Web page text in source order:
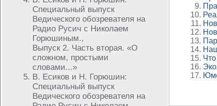
Специальный выпуск
Ведического обозревателя на
Радио Русич с Николаем
Горюшиным.,
Выпуск 2. Часть вторая. «О
сложном, простыми
словами...»
В. Есиков и Н. Горюшин:
Специальный выпуск
Ведического обозревателя на